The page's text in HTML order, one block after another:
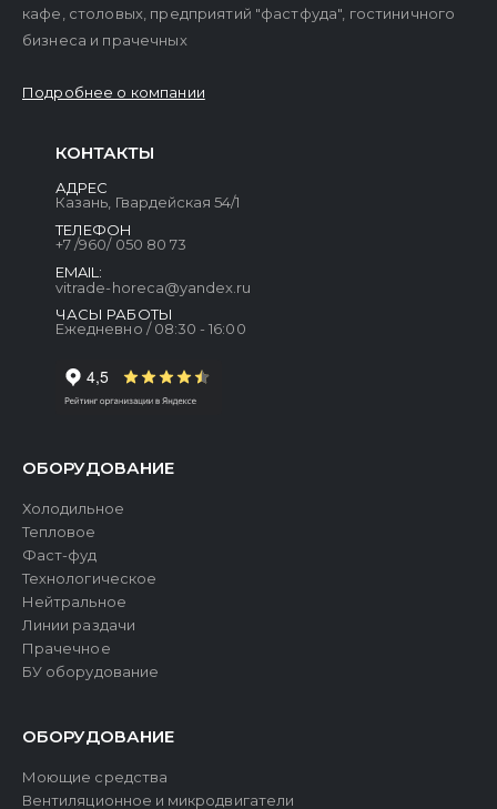
кафе, столовых, предприятий "фастфуда", гостиничного
бизнеса и прачечных
Подробнее о компании
КОНТАКТЫ
АДРЕС
Казань, Гвардейская 54/1
ТЕЛЕФОН
+7 /960/ 050 80 73
EMAIL:
vitrade-horeca@yandex.ru
ЧАСЫ РАБОТЫ
Ежедневно / 08:30 - 16:00
ОБОРУДОВАНИЕ
Холодильное
Тепловое
Фаст-фуд
Технологическое
Нейтральное
Линии раздачи
Прачечное
БУ оборудование
ОБОРУДОВАНИЕ
Моющие средства
Вентиляционное и микродвигатели